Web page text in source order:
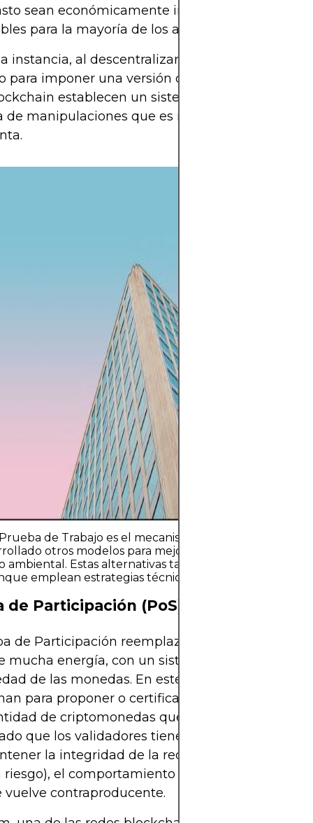
sean económicamente irracionales y
para la mayoría de los atacantes.
instancia, al descentralizar la validación y usar
para imponer una versión compartida del
establecen un sistema monetario
de manipulaciones que es resistente contra la
de Trabajo es el mecanismo de consenso más
otros modelos para mejorar la escalabilidad, la
ambiental. Estas alternativas también buscan
emplean estrategias técnicas diferentes.
de Participación (PoS)
de Participación reemplaza el proceso de
mucha energía, con un sistema de validación
de las monedas. En este modelo, los
para proponer o certificar nuevos bloques en
de criptomonedas que poseen y que
que los validadores tienen un incentivo
la integridad de la red (sus monedas en
riesgo), el comportamiento malicioso, incluido
vuelve contraproducente.